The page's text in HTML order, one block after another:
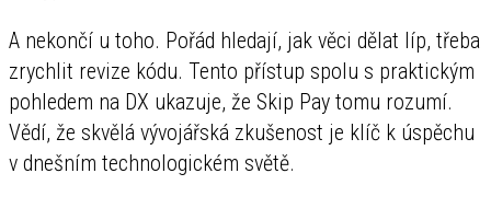
A nekončí u toho. Pořád hledají, jak věci dělat líp, třeba
zrychlit revize kódu. Tento přístup spolu s praktickým
pohledem na DX ukazuje, že Skip Pay tomu rozumí.
Vědí, že skvělá vývojářská zkušenost je klíč k úspěchu
v dnešním technologickém světě.